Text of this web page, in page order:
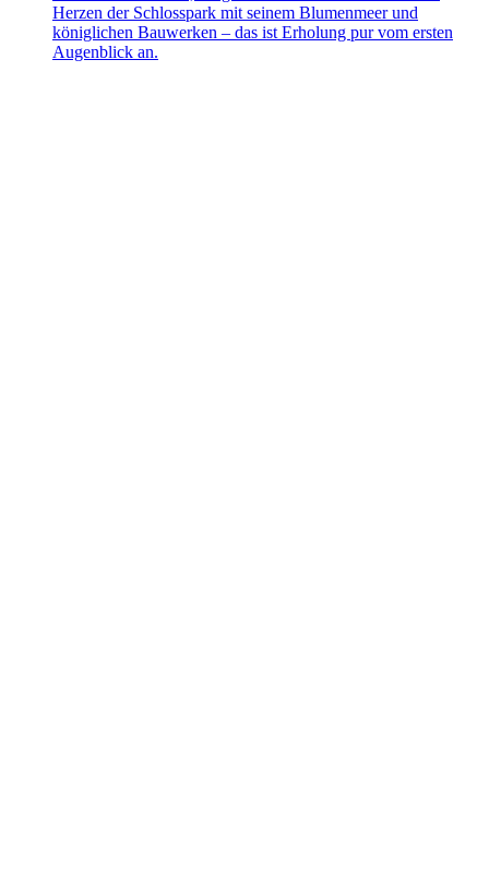
Herzen der Schlosspark mit seinem Blumenmeer und
königlichen Bauwerken – das ist Erholung pur vom ersten
Augenblick an.